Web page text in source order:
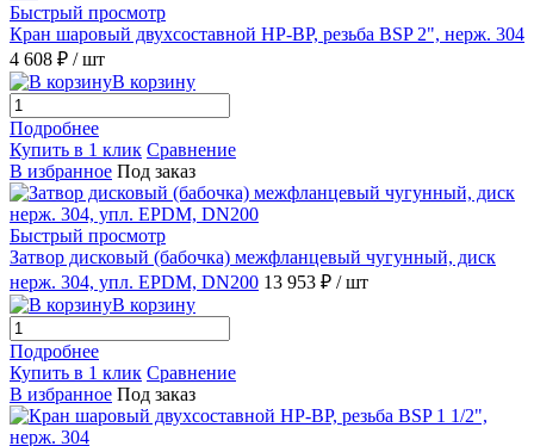
Быстрый просмотр
Кран шаровый двухсоставной НР-ВР, резьба BSP 2", нерж. 304
4 608 ₽ / шт
В корзину
Подробнее
Купить в 1 клик Сравнение
В избранное Под заказ
Быстрый просмотр
Затвор дисковый (бабочка) межфланцевый чугунный, диск
нерж. 304, упл. EPDM, DN200 13 953 ₽ / шт
В корзину
Подробнее
Купить в 1 клик Сравнение
В избранное Под заказ